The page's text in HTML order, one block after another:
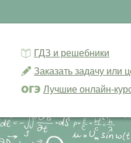
ГДЗ и решебники
Заказать задачу или
Лучшие онлайн-